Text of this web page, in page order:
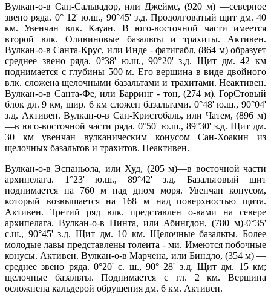
Вулкан-о-в Сан-Сальвадор, или Джеймс, (920 м) —северное
звено ряда. 0° 12' ю.ш., 90°45' з.д. Продолговатый щит дм. 40
км. Увенчан влк. Кауан. В юго-восточной части имеется
второй влк. Оливиновые базальты и трахиты. Активен.
Вулкан-о-в Санта-Крус, или Инде - фатигабл, (864 м) образует
среднее звено ряда. 0°38' ю.ш., 90°20' з.д. Щит дм. 42 км
поднимается с глубины 500 м. Его вершина в виде двойного
влк. сложена щелочными базальтами и трахитами. Неактивен.
Вулкан-о-в Санта-Фе, или Барринг - тон, (274 м). ГорСтовый
блок дл. 9 км, шир. 6 км сложен базальтами. 0°48' ю.ш., 90°04'
з.д. Активен. Вулкан-о-в Сан-Кристобаль, или Чатем, (896 м)
—в юго-восточной части ряда. 0°50' ю.ш., 89°30' з.д. Щит дм.
30 км увенчан вулканическим конусом Сан-Хоакин из
щелочных базальтов и трахитов. Неактивен.
Вулкан-о-в Эспаньола, или Худ, (205 м)—в восточной части
архипелага. 1°23' ю.ш., 89°42' з.д. Базальтовый щит
поднимается на 760 м над дном моря. Увенчан конусом,
который возвышается на 168 м над поверхностью щита.
Активен. Третий ряд влк. представлен о-вами на севере
архипелага. Вулкан-о-в Пинта, или Абингдон, (780 м)-0°35'
с.ш., 90°45' з.д. Щит дм. 10 км. Щелочные базальты. Более
молодые лавы представлены толеита - ми. Имеются побочные
конусы. Активен. Вулкан-о-в Марчена, или Биндло, (354 м) —
среднее звено ряда. 0°20' с. ш., 90° 28' з.д. Щит дм. 15 км;
щелочные базальты. Поднимается с гл. 2 км. Вершина
осложнена кальдерой обрушения дм. 6 км. Активен.